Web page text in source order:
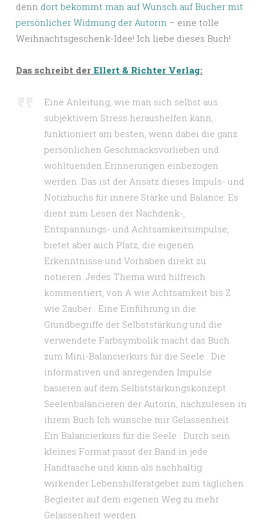
denn dort bekommt man auf Wunsch auf Bücher mit
persönlicher Widmung der Autorin – eine tolle
Weihnachtsgeschenk-Idee! Ich liebe dieses Buch!
Das schreibt der Ellert & Richter Verlag:
Eine Anleitung, wie man sich selbst aus
subjektivem Stress heraushelfen kann,
funktioniert am besten, wenn dabei die ganz
persönlichen Geschmacksvorlieben und
wohltuenden Erinnerungen einbezogen
werden. Das ist der Ansatz dieses Impuls- und
Notizbuchs für innere Stärke und Balance: Es
dient zum Lesen der Nachdenk-,
Entspannungs- und Achtsamkeitsimpulse,
bietet aber auch Platz, die eigenen
Erkenntnisse und Vorhaben direkt zu
notieren. Jedes Thema wird hilfreich
kommentiert, von A wie Achtsamkeit bis Z
wie Zauber . Eine Einführung in die
Grundbegriffe der Selbststärkung und die
verwendete Farbsymbolik macht das Buch
zum Mini-Balancierkurs für die Seele . Die
informativen und anregenden Impulse
basieren auf dem Selbststärkungskonzept
Seelenbalancieren der Autorin, nachzulesen in
ihrem Buch Ich wünsche mir Gelassenheit.
Ein Balancierkurs für die Seele . Durch sein
kleines Format passt der Band in jede
Handtasche und kann als nachhaltig
wirkender Lebenshilferatgeber zum täglichen
Begleiter auf dem eigenen Weg zu mehr
Gelassenheit werden.